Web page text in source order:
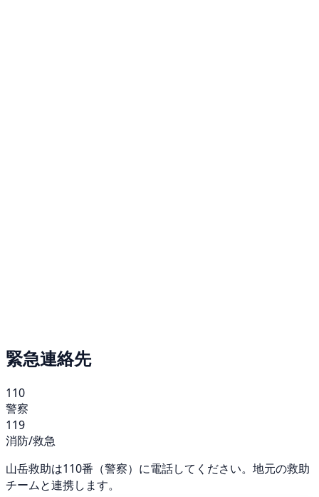
緊急連絡先
110
警察
119
消防/救急
山岳救助は110番（警察）に電話してください。地元の救助
チームと連携します。